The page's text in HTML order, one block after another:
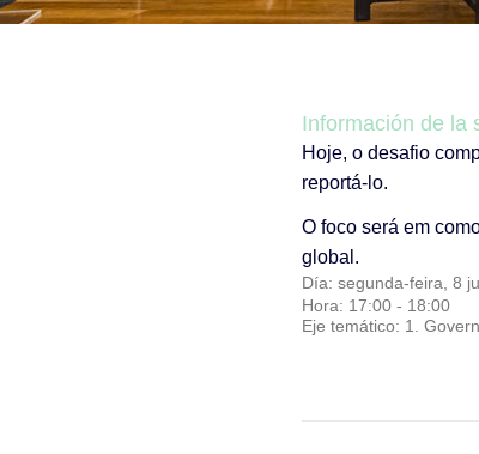
Información de la
Hoje, o desafio
reportá-lo.
O foco será em
global.
Día: segunda-feira, 8
Hora: 17:00 - 18:00
Eje temático: 1.